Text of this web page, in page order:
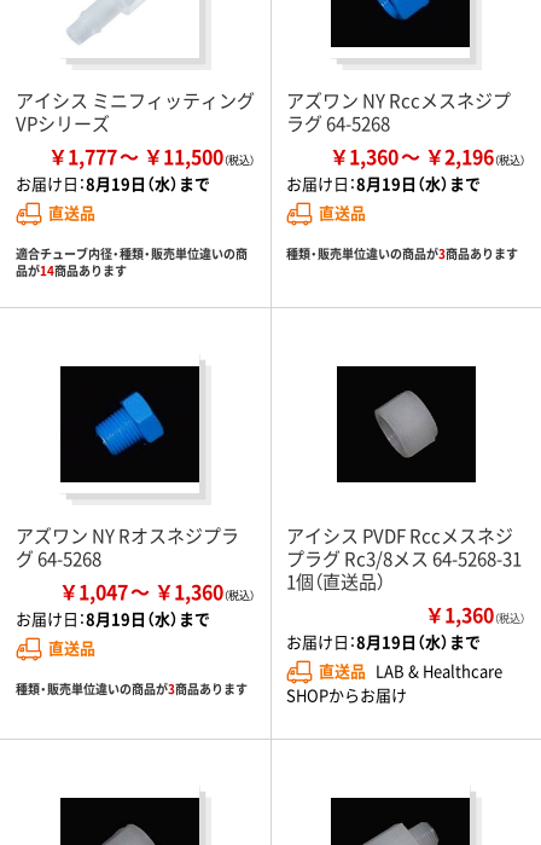
アイシス ミニフィッティング
VPシリーズ
￥1,777 ￥11,500
お届け日：8月19日（水）まで
直送品
適合チューブ内径・種類・販売単位違いの商
品が14商品あります
アズワン NY Rccメスネジプ
ラグ 64-5268
￥1,360 ￥2,196
お届け日：8月19日（水）まで
直送品
種類・販売単位違いの商品が3商品あります
アズワン NY Rオスネジプラ
グ 64-5268
￥1,047 ￥1,360
お届け日：8月19日（水）まで
直送品
種類・販売単位違いの商品が3商品あります
アイシス PVDF Rccメスネジ
プラグ Rc3/8メス 64-5268-31
1個（直送品）
￥1,360（税込）
お届け日：8月19日（水）まで
直送品 LAB & Healthcare
SHOPからお届け